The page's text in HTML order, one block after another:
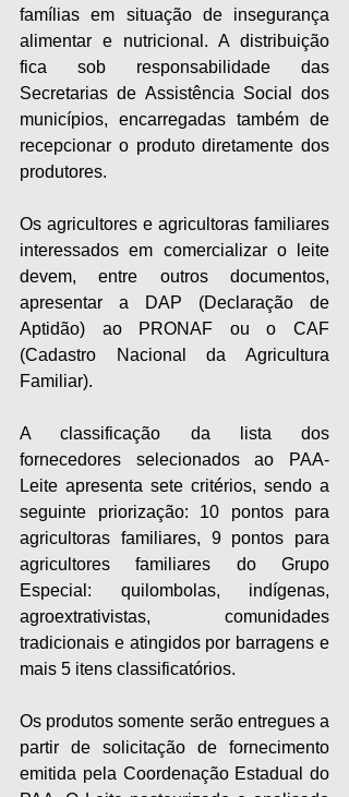
famílias em situação de insegurança
alimentar e nutricional. A distribuição
fica sob responsabilidade das
Secretarias de Assistência Social dos
municípios, encarregadas também de
recepcionar o produto diretamente dos
produtores.
Os agricultores e agricultoras familiares
interessados em comercializar o leite
devem, entre outros documentos,
apresentar a DAP (Declaração de
Aptidão) ao PRONAF ou o CAF
(Cadastro Nacional da Agricultura
Familiar).
A classificação da lista dos
fornecedores selecionados ao PAA-
Leite apresenta sete critérios, sendo a
seguinte priorização: 10 pontos para
agricultoras familiares, 9 pontos para
agricultores familiares do Grupo
Especial: quilombolas, indígenas,
agroextrativistas, comunidades
tradicionais e atingidos por barragens e
mais 5 itens classificatórios.
Os produtos somente serão entregues a
partir de solicitação de fornecimento
emitida pela Coordenação Estadual do